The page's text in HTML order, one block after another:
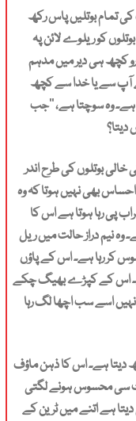
تمام بوتلیں پاس رکھ
کو ریلوے لائن پہ
کچھ ہی دیر میں مدہم
آپ سے یا خدا سے کچھ
ہے۔ وہ سوچتا ہے، ’’جب
بوتلوں کی طرح اندر
بھی نہیں ہوتا کہ وہ
پی رہا ہوتا ہے اس کا
وہ نیم دراز حالت میں ریل
کر رہا ہے۔ اس کے پاؤں
ہے۔ اس کے کپڑے بھیگ چکے
اسے سب اچھا لگ رہا
دیتا ہے۔ اس کا ذہن ماؤف
سی محسوس ہونے لگتی
ہے اتنے میں ٹرین کے